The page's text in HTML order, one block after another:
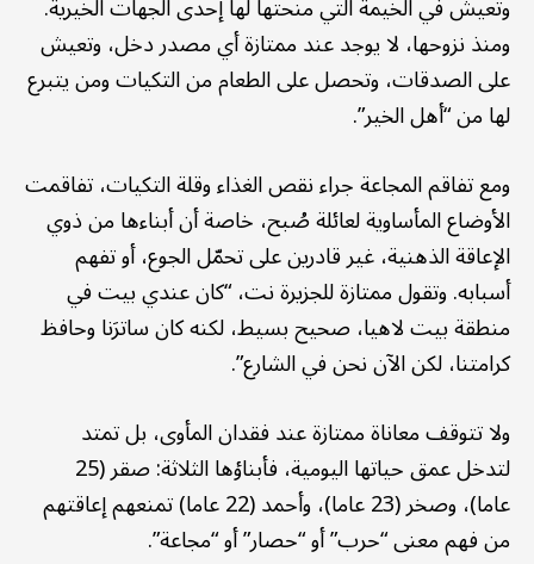
ومنذ نزوحها، لا يوجد عند ممتازة أي مصدر دخل، وتعيش
على الصدقات، وتحصل على الطعام من التكيات ومن يتبرع
لها من “أهل الخير”.
ومع تفاقم المجاعة جراء نقص الغذاء وقلة التكيات، تفاقمت
الأوضاع المأساوية لعائلة صُبح، خاصة أن أبناءها من ذوي
الإعاقة الذهنية، غير قادرين على تحمّل الجوع، أو تفهم
أسبابه. وتقول ممتازة للجزيرة نت، “كان عندي بيت في
منطقة بيت لاهيا، صحيح بسيط، لكنه كان ساترَنا وحافظ
كرامتنا، لكن الآن نحن في الشارع”.
ولا تتوقف معاناة ممتازة عند فقدان المأوى، بل تمتد
لتدخل عمق حياتها اليومية، فأبناؤها الثلاثة: صقر (25
عاما)، وصخر (23 عاما)، وأحمد (22 عاما) تمنعهم إعاقتهم
من فهم معنى “حرب” أو “حصار” أو “مجاعة”.